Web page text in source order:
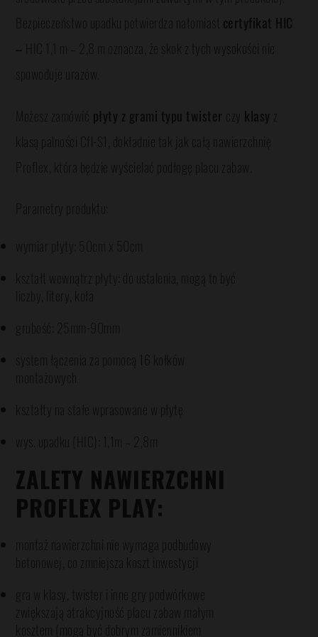
Bezpieczeństwo upadku potwierdza natomiast certyfikat HIC
–
HIC 1,1 m – 2,8 m oznacza, że skok z tych wysokości nie
spowoduje urazów.
Możesz zamówić płyty z grami typu twister klasy
klasą palności Cfl-S1, dokładnie tak jak całą nawierzchnię
Proflex, która będzie wyścielać podłogę placu zabaw.
Parametry produktu:
wymiar płyty: 50cm x 50cm
kształt wewnątrz płyty: do ustalenia, mogą to być
liczby, litery, koła
grubość: 25mm-90mm
system łączenia za pomocą 16 kołków
montażowych
kształty na stałe wprasowane w płytę
wys. upadku (HIC): 1,1m – 2,8m
ZALETY NAWIERZCHNI
PROFLEX PLAY:
montaż nawierzchni nie wymaga podbudowy
betonowej, co zmniejsza koszt inwestycji
gra w klasy, twister i inne gry podwórkowe
zwiększają atrakcyjność placu zabaw małym
kosztem (mogą być dobrym zamiennikiem